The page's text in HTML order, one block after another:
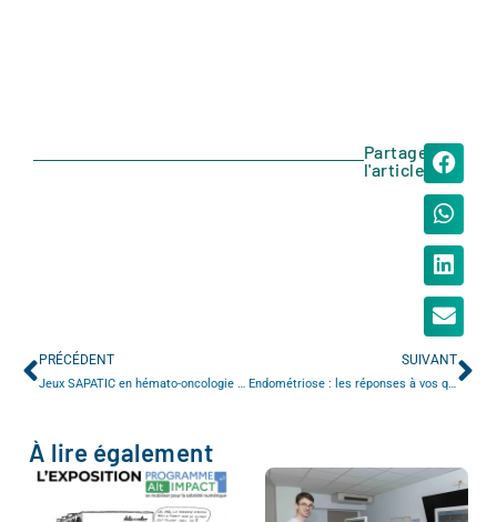
Partager
l'article
PRÉCÉDENT
Jeux SAPATIC en hémato-oncologie pédiatrie
SUIVANT
Endométriose : les réponses à vos questions
À lire également